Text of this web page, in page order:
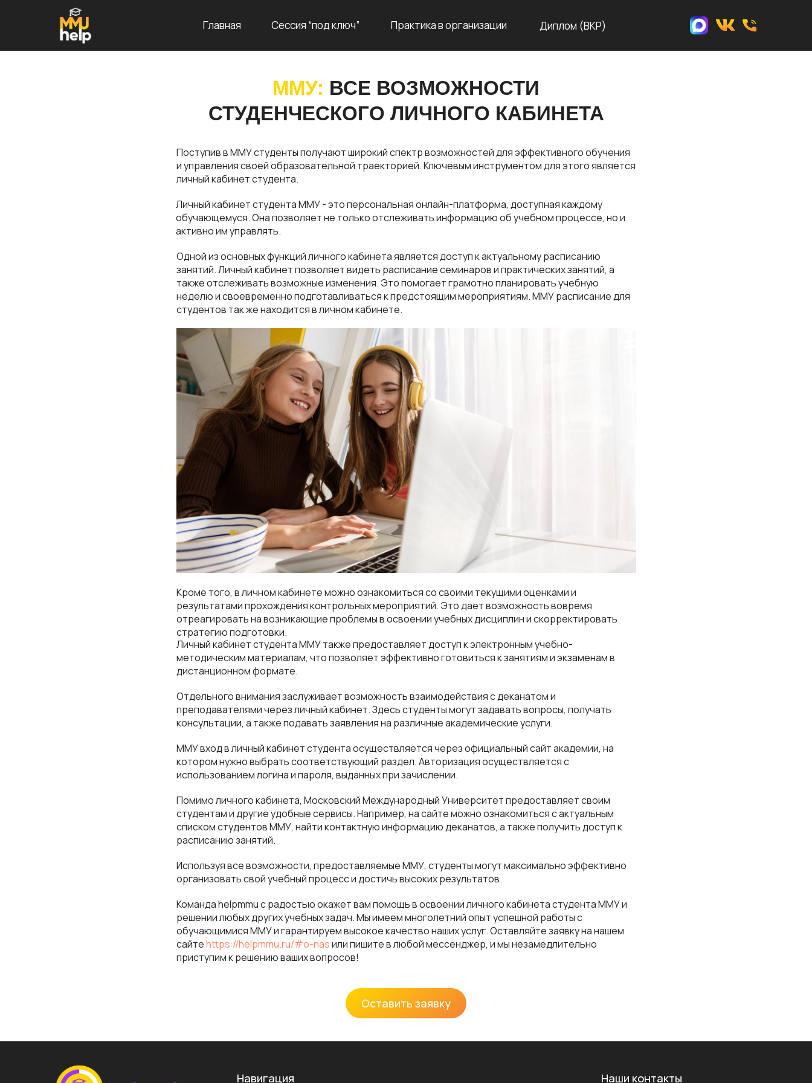
ММУ: ВСЕ ВОЗМОЖНОСТИ
СТУДЕНЧЕСКОГО ЛИЧНОГО КАБИНЕТА
Поступив в ММУ студенты получают широкий спектр возможностей для эффективного обучения
и управления своей образовательной траекторией. Ключевым инструментом для этого является
личный кабинет студента.
Главная Практика в организации
Сессия “под ключ” Диплом (ВКР)
Личный кабинет студента ММУ - это персональная онлайн-платформа, доступная каждому
обучающемуся. Она позволяет не только отслеживать информацию об учебном процессе, но и
активно им управлять.
Одной из основных функций личного кабинета является доступ к актуальному расписанию
занятий. Личный кабинет позволяет видеть расписание семинаров и практических занятий, а
также отслеживать возможные изменения. Это помогает грамотно планировать учебную
неделю и своевременно подготавливаться к предстоящим мероприятиям. ММУ расписание для
студентов так же находится в личном кабинете.
Кроме того, в личном кабинете можно ознакомиться со своими текущими оценками и
результатами прохождения контрольных мероприятий. Это дает возможность вовремя
отреагировать на возникающие проблемы в освоении учебных дисциплин и скорректировать
стратегию подготовки.
Оставить заявку
Личный кабинет студента MMУ также предоставляет доступ к электронным учебно-
методическим материалам, что позволяет эффективно готовиться к занятиям и экзаменам в
дистанционном формате.
Отдельного внимания заслуживает возможность взаимодействия с деканатом и
преподавателями через личный кабинет. Здесь студенты могут задавать вопросы, получать
консультации, а также подавать заявления на различные академические услуги.
ММУ вход в личный кабинет студента осуществляется через официальный сайт академии, на
котором нужно выбрать соответствующий раздел. Авторизация осуществляется с
использованием логина и пароля, выданных при зачислении.
Помимо личного кабинета, Московский Международный Университет предоставляет своим
студентам и другие удобные сервисы. Например, на сайте можно ознакомиться с актуальным
списком студентов ММУ, найти контактную информацию деканатов, а также получить доступ к
расписанию занятий.
Используя все возможности, предоставляемые ММУ, студенты могут максимально эффективно
организовать свой учебный процесс и достичь высоких результатов.
Команда helpmmu с радостью окажет вам помощь в освоении личного кабинета студента ММУ и
решении любых других учебных задач. Мы имеем многолетний опыт успешной работы с
обучающимися ММУ и гарантируем высокое качество наших услуг. Оставляйте заявку на нашем
сайтеhttps://helpmmu.ru/#o-nasили пишите в любой мессенджер, и мы незамедлительно
приступим к решению ваших вопросов!
Навигация Наши контакты